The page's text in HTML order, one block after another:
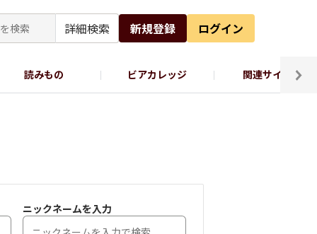
詳細検索 新規登録 ログイン
読みもの ビアカレッジ 関連サイト
ニックネームを入力